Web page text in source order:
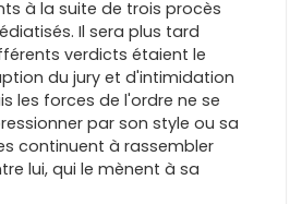
à la suite de trois procès
Il sera plus tard
verdicts étaient le
du jury et d'intimidation
les forces de l'ordre ne se
par son style ou sa
continuent à rassembler
lui, qui le mènent à sa